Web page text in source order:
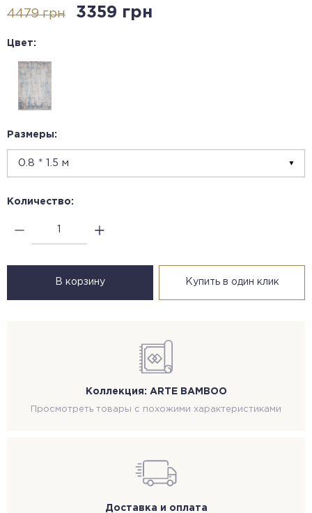
4479 грн 3359 грн
Цвет:
Размеры:
Количество:
В корзину Купить в один клик
Коллекция: ARTE BAMBOO
Просмотреть товары с похожими характеристиками
Доставка и оплата